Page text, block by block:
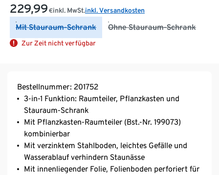
229,99 €inkl. MwSt.inkl. Versandkosten
Mit Stauraum-Schrank Ohne Stauraum-Schrank
Zur Zeit nicht verfügbar
Bestellnummer: 201752
3-in-1 Funktion: Raumteiler, Pflanzkasten und
Stauraum-Schrank
Mit Pflanzkasten-Raumteiler (Bst.-Nr. 199073)
kombinierbar
Mit verzinktem Stahlboden, leichtes Gefälle und
Wasserablauf verhindern Staunässe
Mit innenliegender Folie, Folienboden perforiert für